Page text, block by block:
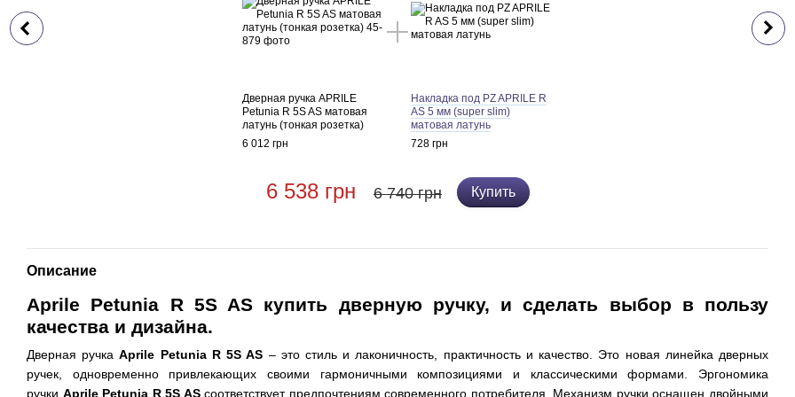
Дверная ручка APRILE
Petunia R 5S AS матовая
латунь (тонкая розетка)
6 012 грн
Накладка под PZ APRILE R
AS 5 мм (super slim)
матовая латунь
728 грн
6 538 грн 6 740 грн Купить
Описание
Aprile Petunia R 5S AS купить дверную ручку, и сделать выбор в пользу
качества и дизайна.
Дверная ручкаAprile Petunia R 5S AS – это стиль и лаконичность, практичность и качество. Это новая линейка дверных
ручек, одновременно привлекающих своими гармоничными композициями и классическими формами. Эргономика
ручки Aprile Petunia R 5S ASсоответствует предпочтениям современного потребителя. Механизм ручки оснащен двойными